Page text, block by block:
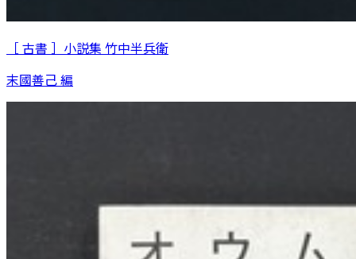
［ 古書 ］小説集 竹中半兵衛
末國善己 編